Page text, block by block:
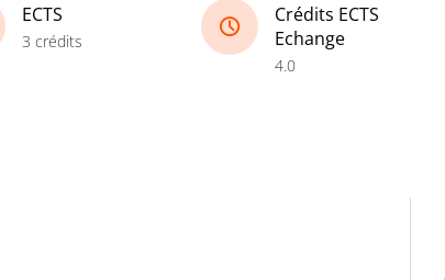
ECTS
3 crédits
Crédits ECTS
Echange
4.0